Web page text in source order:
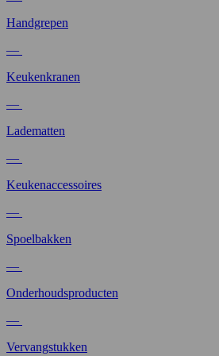
Handgrepen
—
Keukenkranen
—
Ladematten
—
Keukenaccessoires
—
Spoelbakken
—
Onderhoudsproducten
—
Vervangstukken